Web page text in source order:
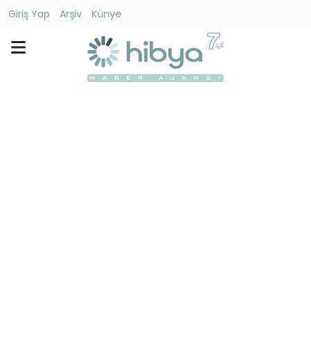
Giriş Yap Arşiv
Künye